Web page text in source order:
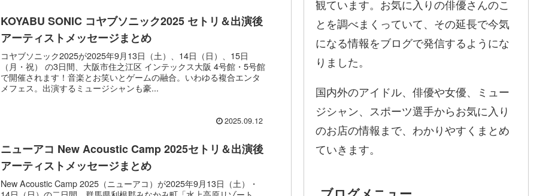
KOYABU SONIC コヤブソニック2025 セトリ＆出演後
アーティストメッセージまとめ
コヤブソニック2025が2025年9月13日（土）、14日（日）、15日
（月・祝） の3日間、大阪市住之江区 インテックス大阪 4号館・5号館
で開催されます！音楽とお笑いとゲームの融合。いわゆる複合エンタ
メフェス。出演するミュージシャンも豪...
2025.09.12
ニューアコ New Acoustic Camp 2025セトリ＆出演後
アーティストメッセージまとめ
New Acoustic Camp 2025（ニューアコ）が2025年9月13日（土）・
観ています。お気に入りの俳優さんのこ
とを調べまくっていて、その延長で今気
になる情報をブログで発信するようにな
りました。
国内外のアイドル、俳優や女優、ミュー
ジシャン、スポーツ選手からお気に入り
のお店の情報まで、わかりやすくまとめ
ていきます。